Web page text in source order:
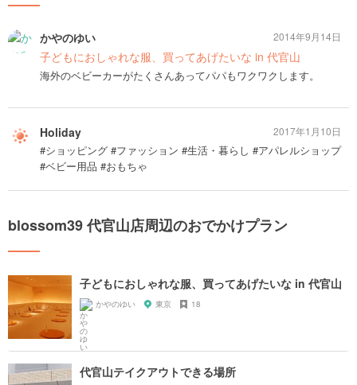
かやのゆい
子どもにおしゃれな服、買ってあげたいな in 代官山
海外のベビーカーがたくさんあってパパもワクワクします。
2014年9月14日
Holiday
#ショッピング #ファッション #生活・暮らし #アパレルショップ
#ベビー用品 #おもちゃ
2017年1月10日
blossom39 代官山店周辺のおでかけプラン
子どもにおしゃれな服、買ってあげたいな in 代官山
かやのゆい 東京 18
代官山テイクアウトできる場所